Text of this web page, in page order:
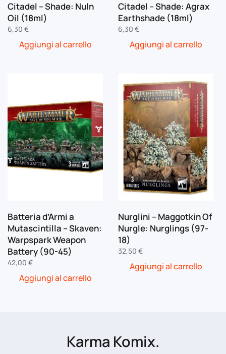
Citadel – Shade: Nuln
Oil (18ml)
6,30 €
Aggiungi al carrello
Citadel – Shade: Agrax
Earthshade (18ml)
6,30 €
Aggiungi al carrello
Batteria d’Armi a
Mutascintilla – Skaven:
Warpspark Weapon
Battery (90-45)
42,00 €
Aggiungi al carrello
Nurglini – Maggotkin Of
Nurgle: Nurglings (97-
18)
32,50 €
Aggiungi al carrello
Karma Komix.